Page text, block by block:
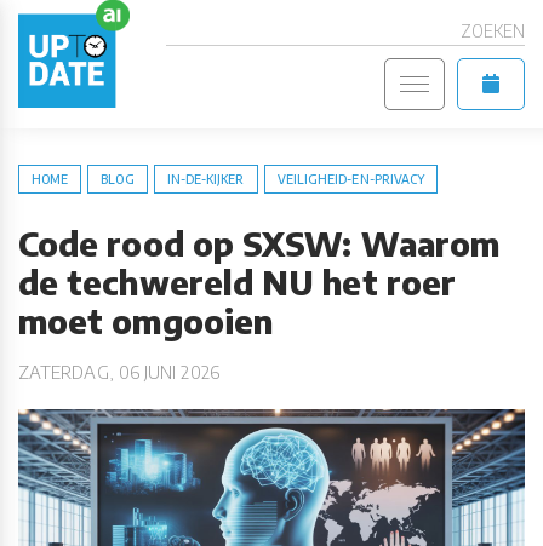
ZOEKEN
HOME BLOG IN-DE-KIJKER VEILIGHEID-EN-PRIVACY
Code rood op SXSW: Waarom
de techwereld NU het roer
moet omgooien
ZATERDAG, 06 JUNI 2026